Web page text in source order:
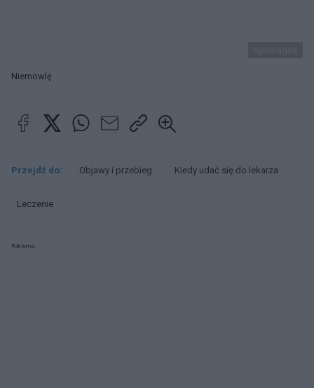
Niemowlę
Przejdź do: Objawy i przebieg Kiedy udać się do lekarza
Leczenie
Reklama: